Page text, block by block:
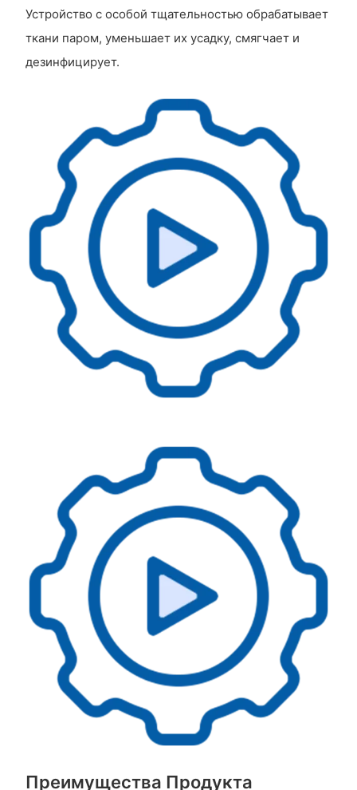
Устройство с особой тщательностью обрабатывает
ткани паром, уменьшает их усадку, смягчает и
дезинфицирует.
Преимущества Продукта